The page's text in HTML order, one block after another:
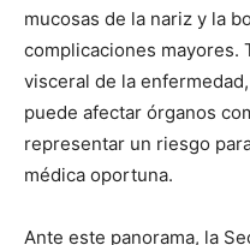
mucosas de la nariz y la
complicaciones mayores.
visceral de la
puede afectar órganos
representar un riesgo
médica oportuna.
Ante este panorama, la